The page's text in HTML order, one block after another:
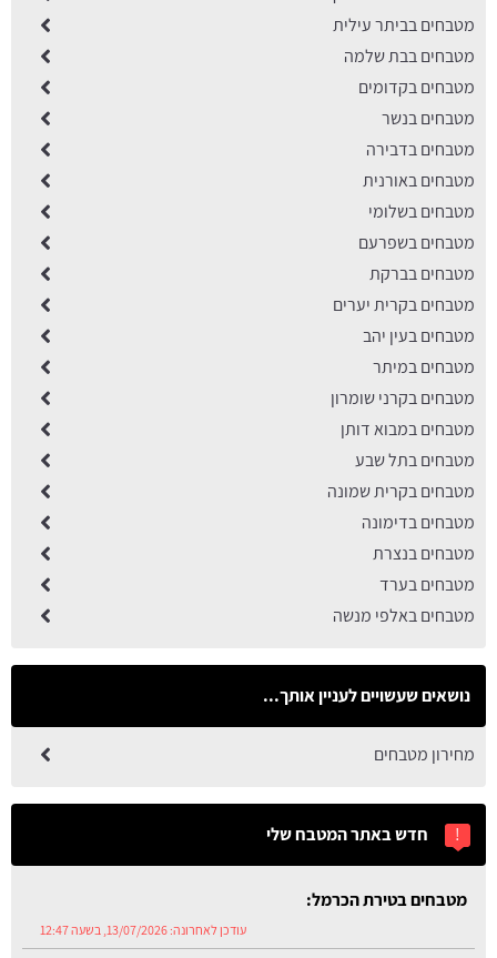
מטבחים בביתר עילית
מטבחים בבת שלמה
מטבחים בקדומים
מטבחים בנשר
מטבחים בדבירה
מטבחים באורנית
מטבחים בשלומי
מטבחים בשפרעם
מטבחים בברקת
מטבחים בקרית יערים
מטבחים בעין יהב
מטבחים במיתר
מטבחים בקרני שומרון
מטבחים במבוא דותן
מטבחים בתל שבע
מטבחים בקרית שמונה
מטבחים בדימונה
מטבחים בנצרת
מטבחים בערד
מטבחים באלפי מנשה
נושאים שעשויים לעניין אותך...
מחירון מטבחים
!
חדש באתר המטבח שלי
מטבחים בטירת הכרמל: